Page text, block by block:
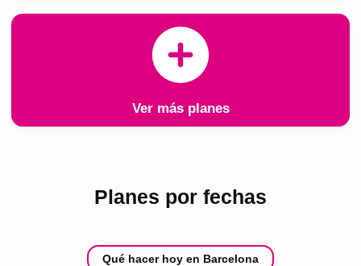
Ver más planes
Planes por fechas
Qué hacer hoy en Barcelona